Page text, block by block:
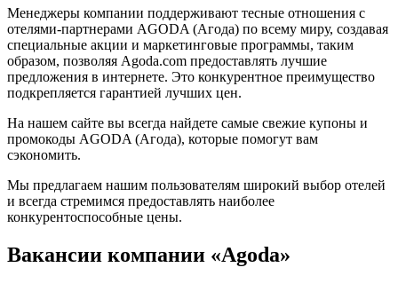
Менеджеры компании поддерживают тесные отношения с
отелями-партнерами AGODA (Агода) по всему миру, создавая
специальные акции и маркетинговые программы, таким
образом, позволяя Agoda.com предоставлять лучшие
предложения в интернете. Это конкурентное преимущество
подкрепляется гарантией лучших цен.
На нашем сайте вы всегда найдете самые свежие купоны и
промокоды AGODA (Агода), которые помогут вам
сэкономить.
Мы предлагаем нашим пользователям широкий выбор отелей
и всегда стремимся предоставлять наиболее
конкурентоспособные цены.
Вакансии компании «Agoda»